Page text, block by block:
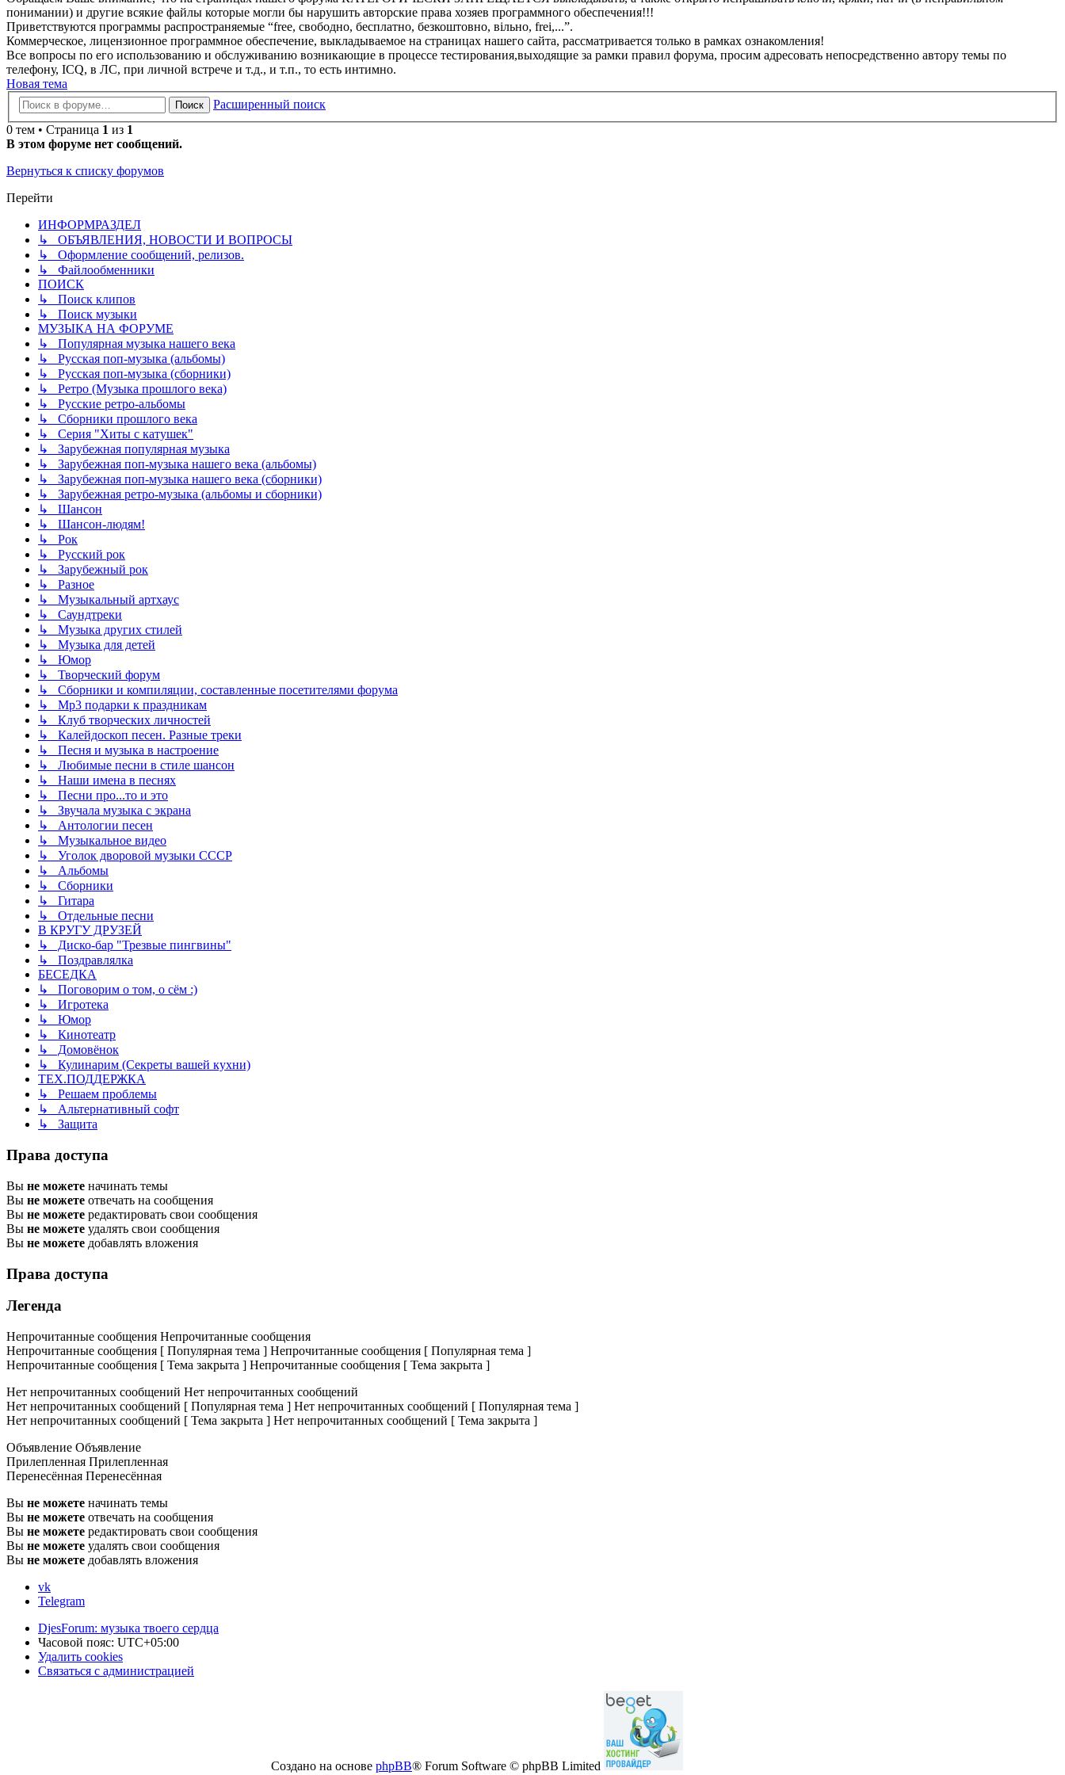
понимании) и другие всякие файлы которые могли бы нарушить авторские права хозяев программного обеспечения!!!
Приветствуются программы распространяемые “free, свободно, бесплатно, безкоштовно, вільно, frei,...”.
Коммерческое, лицензионное программное обеспечение, выкладываемое на страницах нашего сайта, рассматривается только в рамках ознакомления!
Все вопросы по его использованию и обслуживанию возникающие в процессе тестирования,выходящие за рамки правил форума, просим адресовать непосредственно автору темы по
телефону, ICQ, в ЛС, при личной встрече и т.д., и т.п., то есть интимно.
Новая тема
Поиск
Расширенный поиск
0 тем • Страница 1 из 1
В этом форуме нет сообщений.
Вернуться к списку форумов
Перейти
ИНФОРМРАЗДЕЛ
↳ ОБЪЯВЛЕНИЯ, НОВОСТИ И ВОПРОСЫ
↳ Оформление сообщений, релизов.
↳ Файлообменники
ПОИСК
↳ Поиск клипов
↳ Поиск музыки
МУЗЫКА НА ФОРУМЕ
↳ Популярная музыка нашего века
↳ Русская поп-музыка (альбомы)
↳ Русская поп-музыка (сборники)
↳ Ретро (Музыка прошлого века)
↳ Русские ретро-альбомы
↳ Сборники прошлого века
↳ Серия "Хиты с катушек"
↳ Зарубежная популярная музыка
↳ Зарубежная поп-музыка нашего века (альбомы)
↳ Зарубежная поп-музыка нашего века (сборники)
↳ Зарубежная ретро-музыка (альбомы и сборники)
↳ Шансон
↳ Шансон-людям!
↳ Рок
↳ Русский рок
↳ Зарубежный рок
↳ Разное
↳ Музыкальный артхаус
↳ Саундтреки
↳ Музыка других стилей
↳ Музыка для детей
↳ Юмор
↳ Творческий форум
↳ Сборники и компиляции, составленные посетителями форума
↳ Mp3 подарки к праздникам
↳ Клуб творческих личностей
↳ Калейдоскоп песен. Разные треки
↳ Песня и музыка в настроение
↳ Любимые песни в стиле шансон
↳ Наши имена в песнях
↳ Песни про...то и это
↳ Звучала музыка с экрана
↳ Антологии песен
↳ Музыкальное видео
↳ Уголок дворовой музыки СССР
↳ Альбомы
↳ Сборники
↳ Гитара
↳ Отдельные песни
В КРУГУ ДРУЗЕЙ
↳ Диско-бар "Трезвые пингвины"
↳ Поздравлялка
БЕСЕДКА
↳ Поговорим о том, о сём :)
↳ Игротека
↳ Юмор
↳ Кинотеатр
↳ Домовёнок
↳ Кулинарим (Секреты вашей кухни)
ТЕХ.ПОДДЕРЖКА
↳ Решаем проблемы
↳ Альтернативный софт
↳ Защита
Права доступа
Вы не можете начинать темы
Вы не можете отвечать на сообщения
Вы не можете редактировать свои сообщения
Вы не можете удалять свои сообщения
Вы не можете добавлять вложения
Права доступа
Легенда
Непрочитанные сообщения Непрочитанные сообщения
Непрочитанные сообщения [ Популярная тема ] Непрочитанные сообщения [ Популярная тема ]
Непрочитанные сообщения [ Тема закрыта ] Непрочитанные сообщения [ Тема закрыта ]
Нет непрочитанных сообщений Нет непрочитанных сообщений
Нет непрочитанных сообщений [ Популярная тема ] Нет непрочитанных сообщений [ Популярная тема ]
Нет непрочитанных сообщений [ Тема закрыта ] Нет непрочитанных сообщений [ Тема закрыта ]
Объявление Объявление
Прилепленная Прилепленная
Перенесённая Перенесённая
Вы не можете начинать темы
Вы не можете отвечать на сообщения
Вы не можете редактировать свои сообщения
Вы не можете удалять свои сообщения
Вы не можете добавлять вложения
vk
Telegram
DjesForum: музыка твоего сердца
Часовой пояс: UTC+05:00
Удалить cookies
Связаться с администрацией
Создано на основе phpBB® Forum Software © phpBB Limited